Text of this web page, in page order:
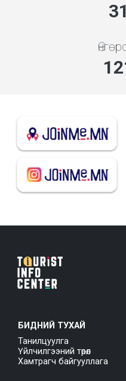
БИДНИЙ ТУХАЙ
Танилцуулга
Үйлчилгээний төрөл
Хамтрагч байгууллага